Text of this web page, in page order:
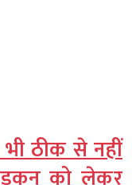
ठीक से नहीं